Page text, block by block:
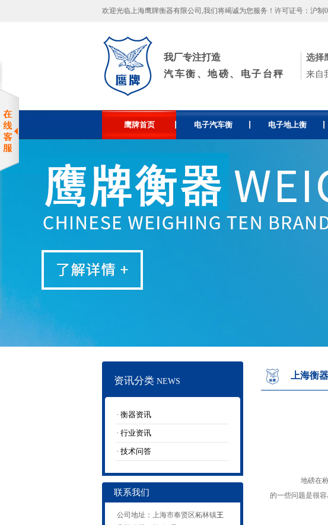
欢迎光临上海鹰牌衡器有限公司,我们将竭诚为您服务！许可证号：沪制
我厂专注打造
汽车衡、地磅、电子台秤
选择
来自
鹰牌首页 电子汽车衡 电子地上衡
资讯分类 NEWS
· 衡器资讯
· 行业资讯
· 技术问答
联系我们
公司地址：上海市奉贤区柘林镇王
上海衡
地磅在称
的一些问题是很